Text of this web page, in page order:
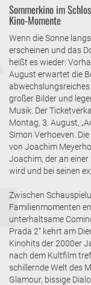
Sommerkino im
Kino-Momente
Wenn die Sonne
erscheinen und das
heißt es wieder:
August erwartet die
großer Bilder und
Musik. Der
Montag, 3. August,
Simon Verhoeven.
von Joachim
Joachim, der an
wird und bei seinen
Zwischen
Familienmomenten
unterhaltsame
Prada 2“ kehrt am
Kinohits der 2000er
nach dem Kultfilm
schillernde Welt des
Glamour, bissige